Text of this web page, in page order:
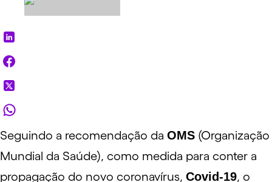
Seguindo a recomendação da OMS (Organização
Mundial da Saúde), como medida para conter a
propagação do novo coronavírus, Covid-19, o